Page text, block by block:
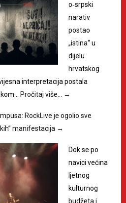
o‑srpski
narativ
postao
„istina“ u
dijelu
hrvatskog
interpretacija postala
Pročitaj više… →
RockLive je ogolio sve
manifestacija →
Dok se po
navici većina
ljetnog
kulturnog
budžeta i